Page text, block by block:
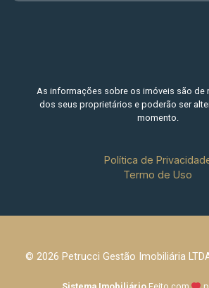
As informações sobre os imóveis são de
dos seus proprietários e poderão ser
momento.
Política de
Termo de Uso
© 2026 Petrucci Gestão Imobiliária